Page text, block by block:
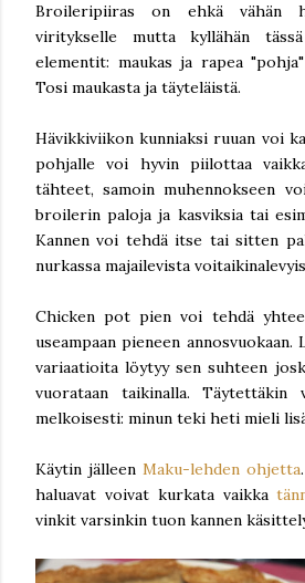
Broileripiiras on ehkä vähän
viritykselle mutta kyllähän
elementit: maukas ja rapea
Tosi maukasta ja täyteläistä.
Hävikkiviikon kunniaksi ruuan voi
pohjalle voi hyvin piilottaa
tähteet, samoin muhennokseen
broilerin paloja ja kasviksia tai
Kannen voi tehdä itse tai sitten
nurkassa majailevista
Chicken pot pien voi tehdä
useampaan pieneen
variaatioita löytyy sen suhteen
vuorataan taikinalla.
melkoisesti: minun teki heti mieli
Käytin jälleen Maku-lehden ohjetta
haluavat voivat kurkata vaikka
vinkit varsinkin tuon kannen